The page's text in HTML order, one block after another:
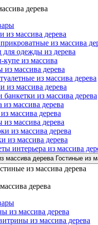
дерева
из массива дерева
из массива
одежды из дерева
из массива
массива дерева
из массива дерева
из массива дерева
из массива дерева
из массива дерева
массива дерева
массива дерева
из массива дерева
из массива дерева
интерьера из массива
Гостиные из
дерева
из массива дерева
из массива дерева